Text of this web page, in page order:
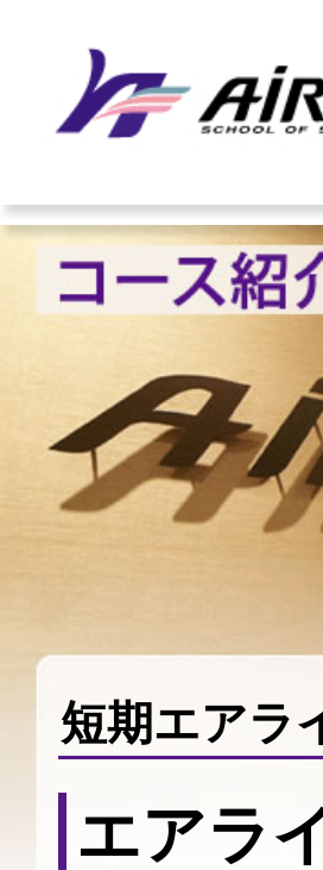
短期エアラ
エアラ